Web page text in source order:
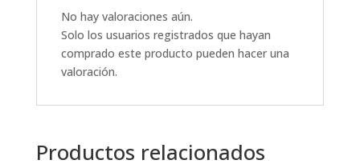
No hay valoraciones aún.
Solo los usuarios registrados que hayan
comprado este producto pueden hacer una
valoración.
Productos relacionados